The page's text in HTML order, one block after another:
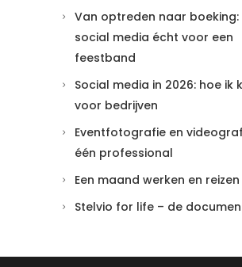
Van optreden naar boeking:
social media écht voor een
feestband
Social media in 2026: hoe ik
voor bedrijven
Eventfotografie en
één professional
Een maand werken en
Stelvio for life – de